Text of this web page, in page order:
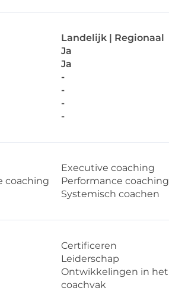
Landelijk | Regionaal
Ja
Ja
-
-
-
-
Executive coaching
coaching
Performance coaching
Systemisch coachen
Certificeren
Leiderschap
Ontwikkelingen in het
coachvak